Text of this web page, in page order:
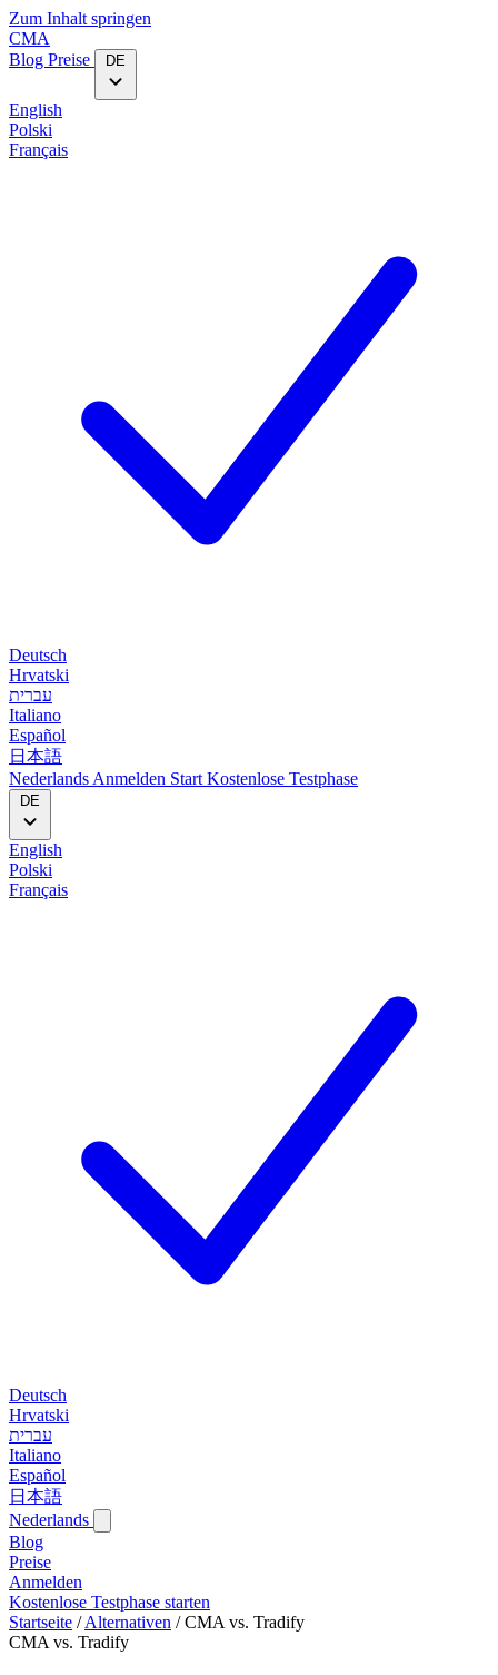
Zum Inhalt springen
CMA
Blog‎ Preise DE
English
Polski
Français
Deutsch
Hrvatski
עברית
Italiano
Español
日本語
Nederlands Anmelden Start Kostenlose Testphase
DE
English
Polski
Français
Deutsch
Hrvatski
עברית
Italiano
Español
日本語
Nederlands
Blog‎
Preise
Anmelden
Kostenlose Testphase starten
Startseite / Alternativen / CMA vs. Tradify
CMA vs. Tradify